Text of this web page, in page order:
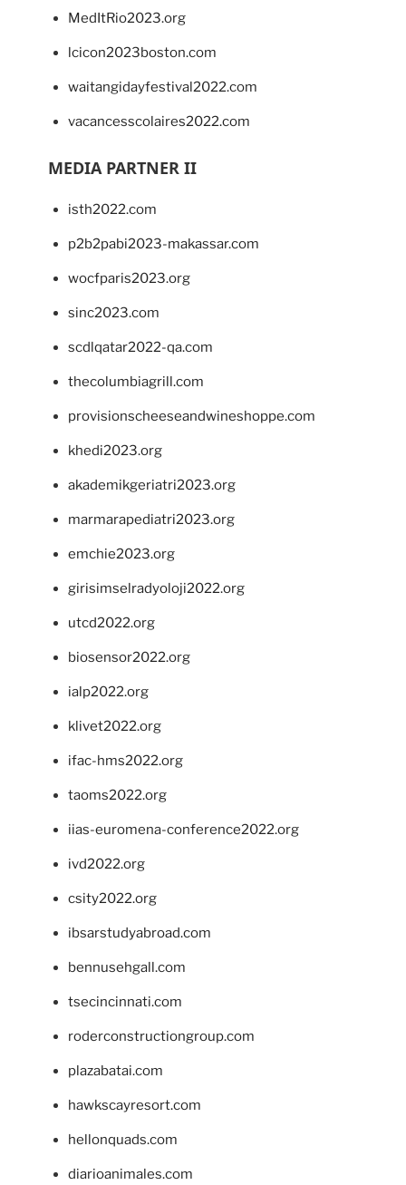
MedItRio2023.org
lcicon2023boston.com
waitangidayfestival2022.com
vacancesscolaires2022.com
MEDIA PARTNER II
isth2022.com
p2b2pabi2023-makassar.com
wocfparis2023.org
sinc2023.com
scdlqatar2022-qa.com
thecolumbiagrill.com
provisionscheeseandwineshoppe.com
khedi2023.org
akademikgeriatri2023.org
marmarapediatri2023.org
emchie2023.org
girisimselradyoloji2022.org
utcd2022.org
biosensor2022.org
ialp2022.org
klivet2022.org
ifac-hms2022.org
taoms2022.org
iias-euromena-conference2022.org
ivd2022.org
csity2022.org
ibsarstudyabroad.com
bennusehgall.com
tsecincinnati.com
roderconstructiongroup.com
plazabatai.com
hawkscayresort.com
hellonquads.com
diarioanimales.com